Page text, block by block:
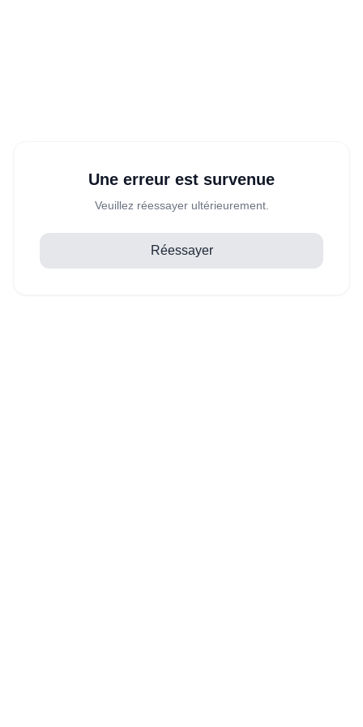
Une erreur est survenue
Veuillez réessayer ultérieurement.
Réessayer